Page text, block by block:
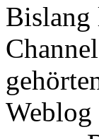
Bislang